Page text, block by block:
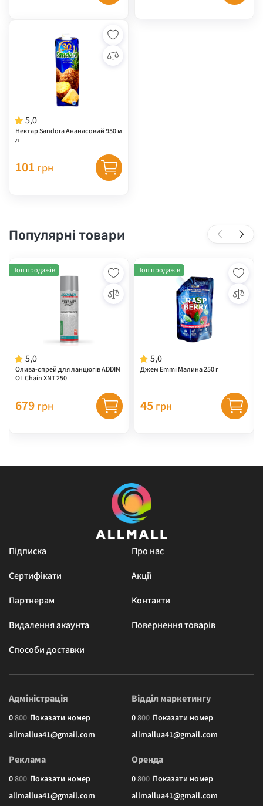
5,0
Нектар Sandora Ананасовий 950 м
л
101 грн
Популярні товари
5,0
Олива-спрей для ланцюгів ADDIN
OL Chain XNT 250
Топ продажів
679 грн
5,0
Джем Emmi Малина 250 г
Топ продажів
45 грн
Підписка
Про нас
Сертифікати
Акції
Партнерам
Контакти
Видалення акаунта
Повернення товарів
Способи доставки
Адміністрація
0800 Показати номер
allmallua41@gmail.com
Відділ маркетингу
0800 Показати номер
allmallua41@gmail.com
Реклама
0800 Показати номер
allmallua41@gmail.com
Оренда
0800 Показати номер
allmallua41@gmail.com